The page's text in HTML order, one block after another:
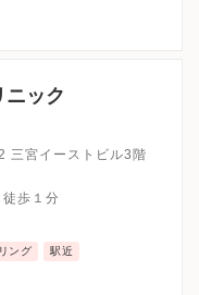
ニック
三宮イーストビル3階
歩１分
ング 駅近